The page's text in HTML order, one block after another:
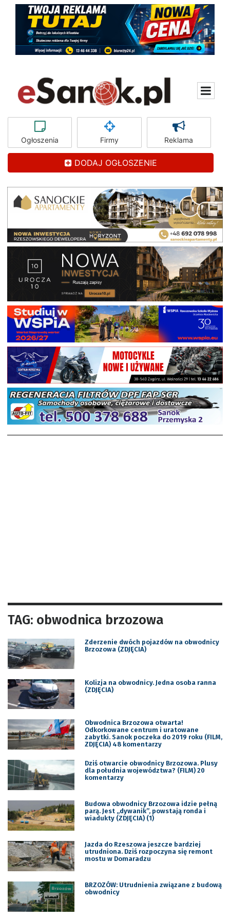
Ogłoszenia Firmy Reklama
DODAJ OGŁOSZENIE
TAG: obwodnica brzozowa
Zderzenie dwóch pojazdów na obwodnicy
Brzozowa (ZDJĘCIA)
Kolizja na obwodnicy. Jedna osoba ranna
(ZDJĘCIA)
Obwodnica Brzozowa otwarta!
Odkorkowane centrum i uratowane
zabytki. Sanok poczeka do 2019 roku (FILM,
ZDJĘCIA) 48 komentarzy
Dziś otwarcie obwodnicy Brzozowa. Plusy
dla południa województwa? (FILM) 20
komentarzy
Budowa obwodnicy Brzozowa idzie pełną
parą. Jest „dywanik”, powstają ronda i
wiadukty (ZDJĘCIA) (1)
Jazda do Rzeszowa jeszcze bardziej
utrudniona. Dziś rozpoczyna się remont
mostu w Domaradzu
BRZOZÓW: Utrudnienia związane z budową
obwodnicy